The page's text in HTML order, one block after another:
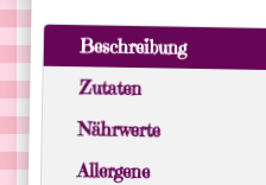
Beschreibung
Zutaten
Nährwerte
Allergene